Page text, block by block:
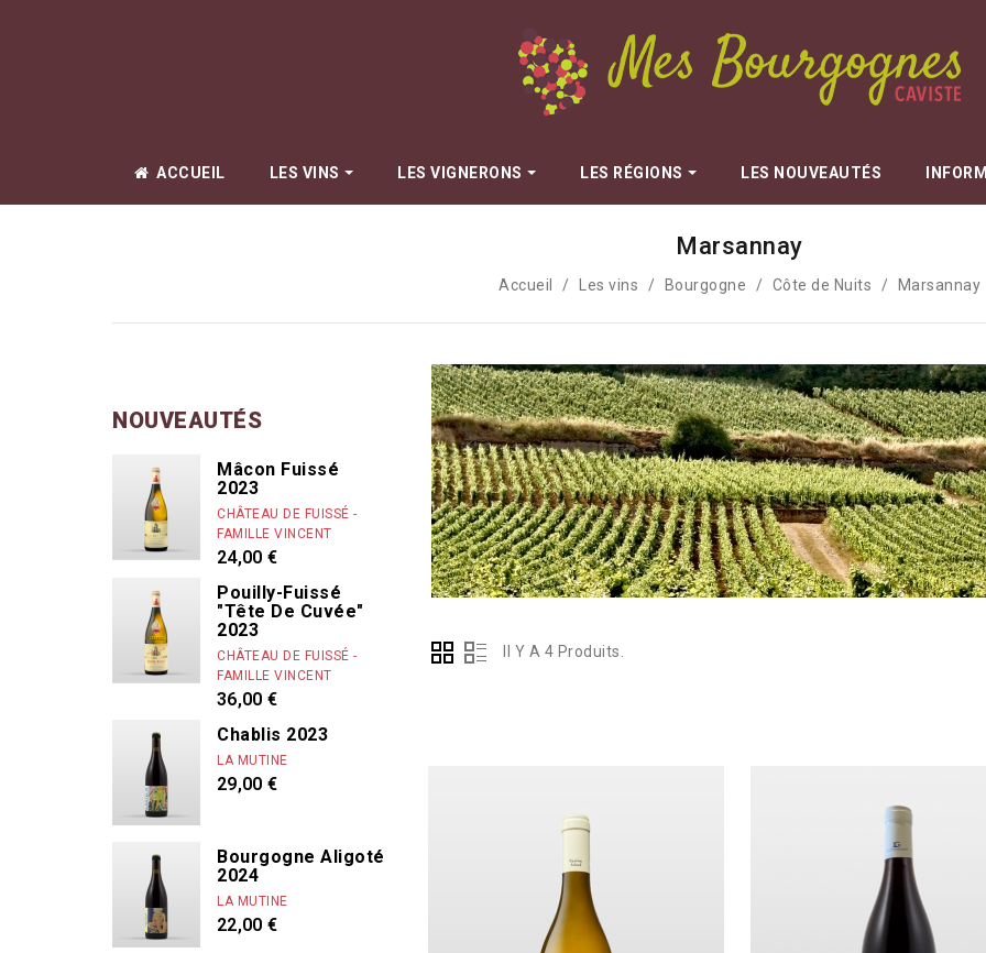
ACCUEIL LES VINS LES VIGNERONS
Berrux Jean-Marie
Bize Simon
Boillot Lucien
Boyer Renaud
Caroline Morey
Cassiopée
Chandon de Briailles
Chapuis & Chapuis
Clos des vignes du Maynes
Colin-Morey Pierre-Yves
Dugat Claude
Dujac
Esprit Leflaive
Fauvettes - Maryse Chatelin
Galeyrand Jérome
Gros Anne
Guyot Raphaëlle
Jobard Antoine
Jouveaux Alexandre
Le Grain du Vin - Mélanie & Vincent
LES RÉGIONS LES NOUVEAUTÉS
Marsannay
Accueil Les vins Bourgogne Côte de Nuits Marsannay
NOUVEAUTÉS
Mâcon Fuissé
2023
CHÂTEAU DE FUISSÉ -
FAMILLE VINCENT
24,00 €
Pouilly-Fuissé
"Tête De Cuvée"
2023
CHÂTEAU DE FUISSÉ -
FAMILLE VINCENT
36,00 €
Chablis 2023
LA MUTINE
29,00 €
Bourgogne Aligoté
2024
LA MUTINE
22,00 €
Il Y A 4 Produits.